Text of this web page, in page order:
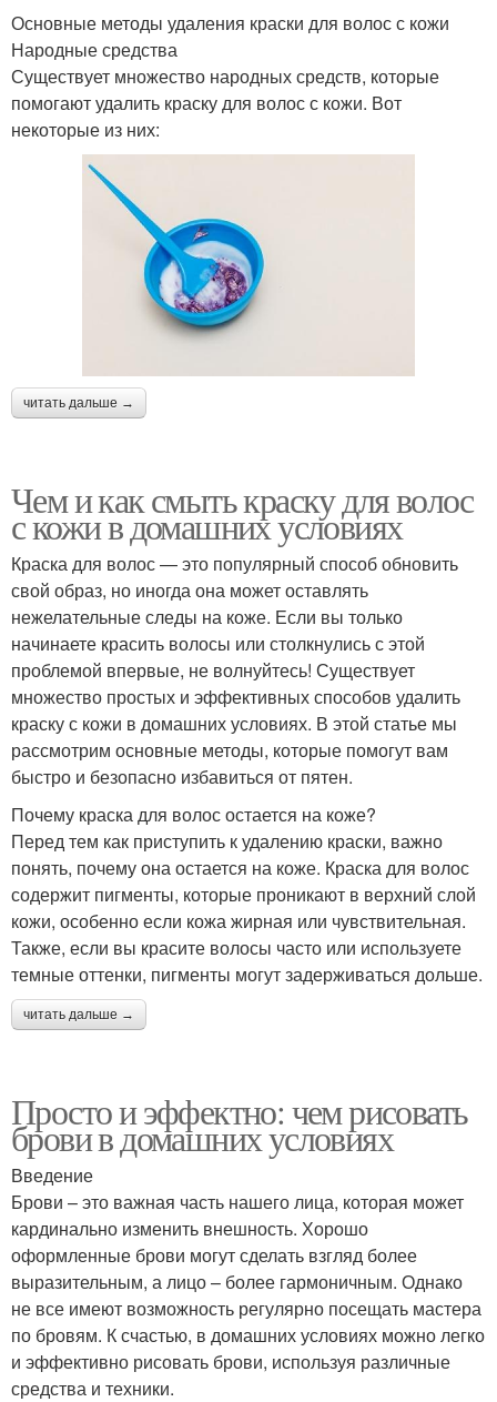
Основные методы удаления краски для волос с кожи
Народные средства
Существует множество народных средств, которые
помогают удалить краску для волос с кожи. Вот
некоторые из них:
читать дальше →
Чем и как смыть краску для волос
с кожи в домашних условиях
Краска для волос — это популярный способ обновить
свой образ, но иногда она может оставлять
нежелательные следы на коже. Если вы только
начинаете красить волосы или столкнулись с этой
проблемой впервые, не волнуйтесь! Существует
множество простых и эффективных способов удалить
краску с кожи в домашних условиях. В этой статье мы
рассмотрим основные методы, которые помогут вам
быстро и безопасно избавиться от пятен.
Почему краска для волос остается на коже?
Перед тем как приступить к удалению краски, важно
понять, почему она остается на коже. Краска для волос
содержит пигменты, которые проникают в верхний слой
кожи, особенно если кожа жирная или чувствительная.
Также, если вы красите волосы часто или используете
темные оттенки, пигменты могут задерживаться дольше.
читать дальше →
Просто и эффектно: чем рисовать
брови в домашних условиях
Введение
Брови – это важная часть нашего лица, которая может
кардинально изменить внешность. Хорошо
оформленные брови могут сделать взгляд более
выразительным, а лицо – более гармоничным. Однако
не все имеют возможность регулярно посещать мастера
по бровям. К счастью, в домашних условиях можно легко
и эффективно рисовать брови, используя различные
средства и техники.